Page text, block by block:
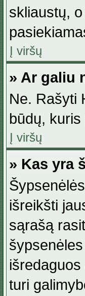
skliaustų,
Į viršų
» Ar galiu
Ne. Rašyti
būdų,
Į viršų
» Kas yra
išreikšti
sąrašą
turi